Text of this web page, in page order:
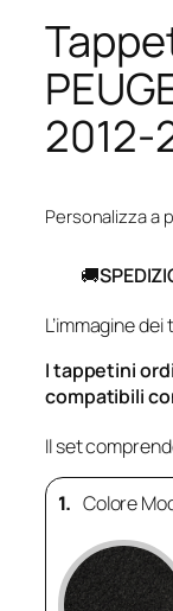
2012-
Personalizza a
🚚
L’immagine
I tappetini
compatibili
Il set
1. Colore